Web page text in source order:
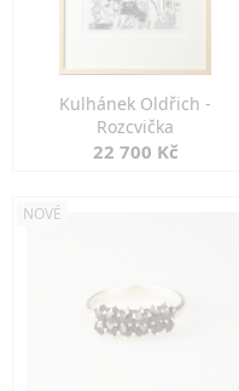
Kulhánek Oldřich -
Rozcvička
22 700 Kč
NOVÉ